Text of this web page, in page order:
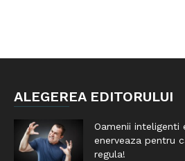
ALEGEREA EDITORULUI
Oamenii inteligenti
enerveaza pentru
regula!